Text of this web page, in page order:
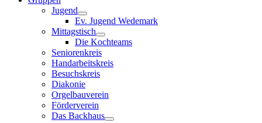
Jugend
Ev. Jugend Wedemark
Mittagstisch
Die Kochteams
Seniorenkreis
Handarbeitskreis
Besuchskreis
Diakonie
Orgelbauverein
Förderverein
Das Backhaus